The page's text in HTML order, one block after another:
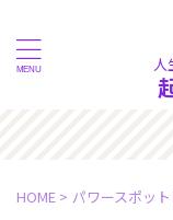
人
HOME > パワースポッ